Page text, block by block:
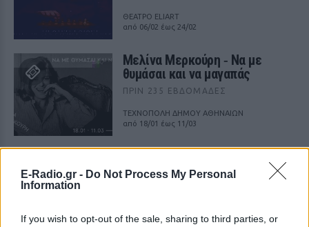
E-Radio.gr - Do Not Process My Personal
Information
If you wish to opt-out of the sale, sharing to third parties, or
ΘΕΑΤΡΟ ELIART
από 06/02 έως 24/02
Μελίνα Μερκούρη ‑ Να με
θυμάσαι και να μαγαπάς
ΠΡΙΝ 235 ΕΒΔΟΜΆΔΕΣ
ΤΕΧΝΟΠΟΛΗ ΔΗΜΟΥ ΑΘΗΝΑΙΩΝ
από 18/01 έως 11/03
ΠΡΙΝ 235 ΕΒΔΟΜΆΔΕΣ